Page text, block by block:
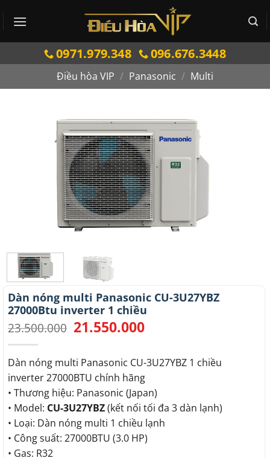
qua
0971.979.348 096.676.3448
Điều hòa VIP / Panasonic / Multi
Dàn nóng multi Panasonic CU-3U27YBZ
27000Btu inverter 1 chiều
23.500.000 Giá
gốc
23.500.000.
21.550.000Giá
là:
21.550.000.
Dàn nóng multi Panasonic CU-3U27YBZ 1 chiều
inverter 27000BTU chính hãng
• Thương hiệu: Panasonic (Japan)
• Model: CU-3U27YBZ(kết nối tối đa 3 dàn lạnh)
• Loại: Dàn nóng multi 1 chiều lạnh
• Công suất: 27000BTU (3.0 HP)
• Gas: R32